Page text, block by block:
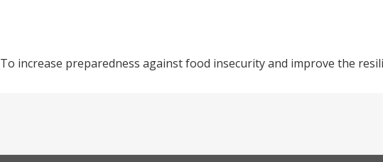
To increase preparedness against food insecurity and improve the